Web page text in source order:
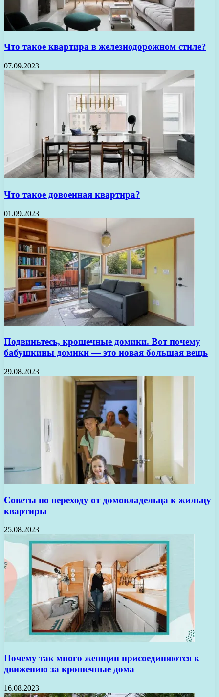
Что такое квартира в железнодорожном стиле?
07.09.2023
Что такое довоенная квартира?
01.09.2023
Подвиньтесь, крошечные домики. Вот почему
бабушкины домики — это новая большая вещь
29.08.2023
Советы по переходу от домовладельца к жильцу
квартиры
25.08.2023
Почему так много женщин присоединяются к
движению за крошечные дома
16.08.2023